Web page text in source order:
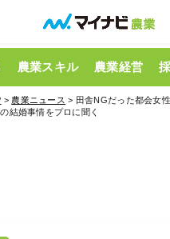
農業スキル 農業経営
> 農業ニュース > 田舎NGだった都会女
結婚事情をプロに聞く